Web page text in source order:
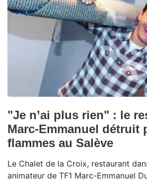
"Je n’ai plus rien" : le
Marc-Emmanuel détruit
flammes au Salève
Le Chalet de la Croix, restaurant
animateur de TF1 Marc-Emmanuel